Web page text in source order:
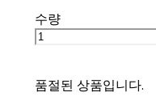
수량
품절된 상품입니다.